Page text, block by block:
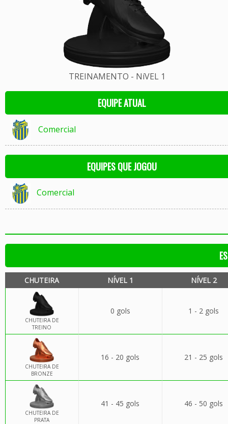
TREINAMENTO - NíVEL 1
EQUIPE ATUAL
Comercial
EQUIPES QUE JOGOU
Comercial
CHUTEIRA NÍVEL 1 NÍVEL 2
CHUTEIRA DE
TREINO
0 gols 1 - 2 gols
CHUTEIRA DE
BRONZE
16 - 20 gols 21 - 25 gols
CHUTEIRA DE
PRATA
41 - 45 gols 46 - 50 gols